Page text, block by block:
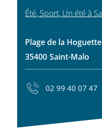
Été, Sport, Un été à
Plage de la Hoguette
35400 Saint-Malo
02 99 40 07 47